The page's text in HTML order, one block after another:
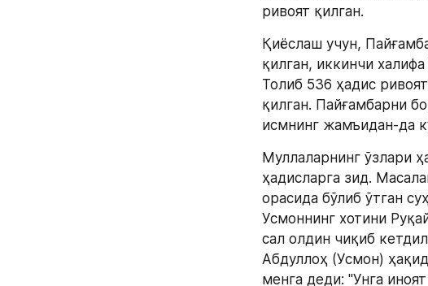
ривоят қилган.
Қиёслаш учун,
қилган, иккинчи
Толиб 536 ҳадис
қилган. Пайғамбарни
исмнинг жамъидан-да
Муллаларнинг ўзлари
ҳадисларга зид.
орасида бўлиб ўтган
Усмоннинг хотини
сал олдин чиқиб
Абдуллоҳ (Усмон)
менга деди: "Унга